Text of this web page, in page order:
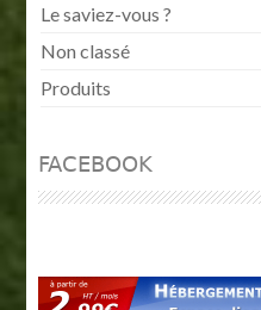
Le saviez-vous ?
Non classé
Produits
FACEBOOK